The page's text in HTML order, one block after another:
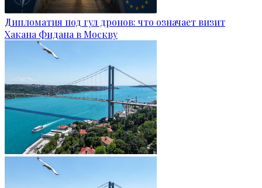
Дипломатия под гул дронов: что означает визит
Хакана Фидана в Москву